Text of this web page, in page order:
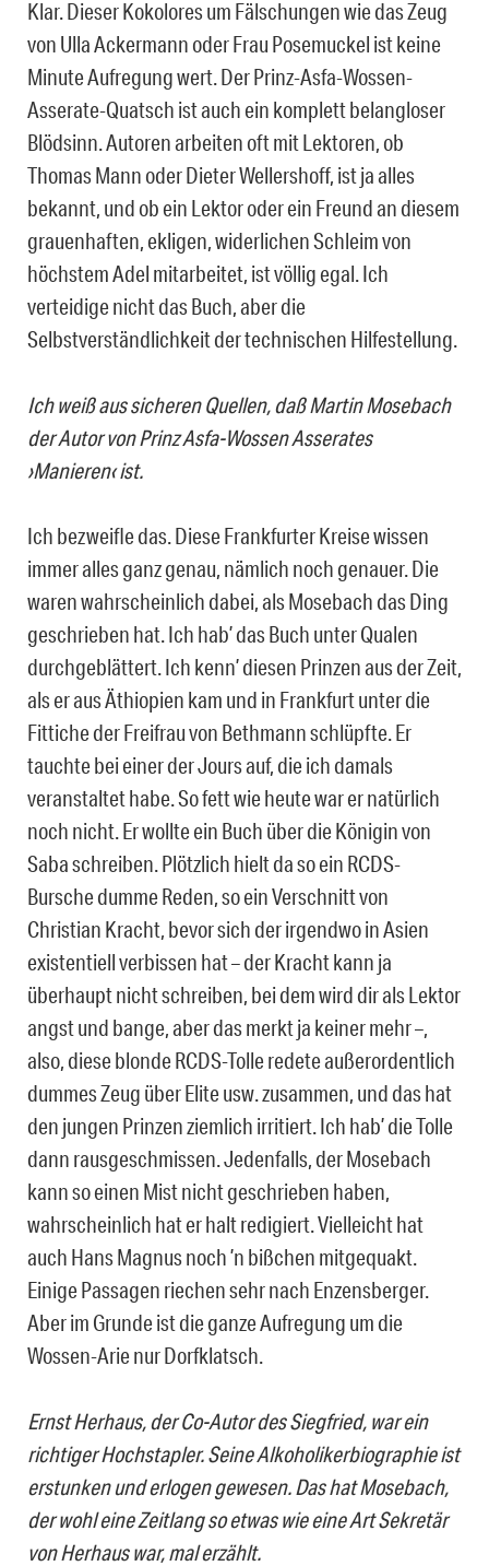
Klar. Dieser Kokolores um Fälschungen wie das Zeug
von Ulla Ackermann oder Frau Posemuckel ist keine
Minute Aufregung wert. Der Prinz-Asfa-Wossen-
Asserate-Quatsch ist auch ein komplett belangloser
Blödsinn. Autoren arbeiten oft mit Lektoren, ob
Thomas Mann oder Dieter Wellershoff, ist ja alles
bekannt, und ob ein Lektor oder ein Freund an diesem
grauenhaften, ekligen, widerlichen Schleim von
höchstem Adel mitarbeitet, ist völlig egal. Ich
verteidige nicht das Buch, aber die
Selbstverständlichkeit der technischen Hilfestellung.
Ich weiß aus sicheren Quellen, daß Martin Mosebach
der Autor von Prinz Asfa-Wossen Asserates
›Manieren‹ ist.
Ich bezweifle das. Diese Frankfurter Kreise wissen
immer alles ganz genau, nämlich noch genauer. Die
waren wahrscheinlich dabei, als Mosebach das Ding
geschrieben hat. Ich hab’ das Buch unter Qualen
durchgeblättert. Ich kenn’ diesen Prinzen aus der Zeit,
als er aus Äthiopien kam und in Frankfurt unter die
Fittiche der Freifrau von Bethmann schlüpfte. Er
tauchte bei einer der Jours auf, die ich damals
veranstaltet habe. So fett wie heute war er natürlich
noch nicht. Er wollte ein Buch über die Königin von
Saba schreiben. Plötzlich hielt da so ein RCDS-
Bursche dumme Reden, so ein Verschnitt von
Christian Kracht, bevor sich der irgendwo in Asien
existentiell verbissen hat – der Kracht kann ja
überhaupt nicht schreiben, bei dem wird dir als Lektor
angst und bange, aber das merkt ja keiner mehr –,
also, diese blonde RCDS-Tolle redete außerordentlich
dummes Zeug über Elite usw. zusammen, und das hat
den jungen Prinzen ziemlich irritiert. Ich hab’ die Tolle
dann rausgeschmissen. Jedenfalls, der Mosebach
kann so einen Mist nicht geschrieben haben,
wahrscheinlich hat er halt redigiert. Vielleicht hat
auch Hans Magnus noch ’n bißchen mitgequakt.
Einige Passagen riechen sehr nach Enzensberger.
Aber im Grunde ist die ganze Aufregung um die
Wossen-Arie nur Dorfklatsch.
Ernst Herhaus, der Co-Autor des Siegfried, war ein
richtiger Hochstapler. Seine Alkoholikerbiographie ist
erstunken und erlogen gewesen. Das hat Mosebach,
der wohl eine Zeitlang so etwas wie eine Art Sekretär
von Herhaus war, mal erzählt.